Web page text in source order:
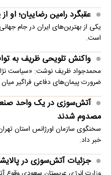
عقبگرد رامین رضاییان؛ او
است.
واکنش تلویحی ظریف به
محمدجواد ظریف نوشت: «سیاست
ضرورت پیمان‌های دفاعی فراگیر
مصدوم شدند
سخنگوی سازمان اورژانس استان
خبر داد.
جزئیات آتش‌سوزی در